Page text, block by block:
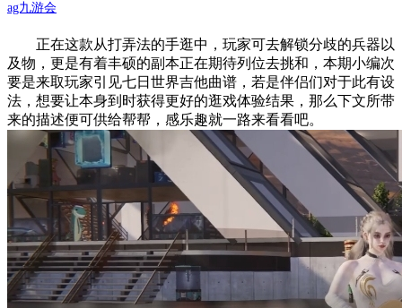
ag九游会
正在这款从打弄法的手逛中，玩家可去解锁分歧的兵器以
及物，更是有着丰硕的副本正在期待列位去挑和，本期小编次
要是来取玩家引见七日世界吉他曲谱，若是伴侣们对于此有设
法，想要让本身到时获得更好的逛戏体验结果，那么下文所带
来的描述便可供给帮帮，感乐趣就一路来看看吧。